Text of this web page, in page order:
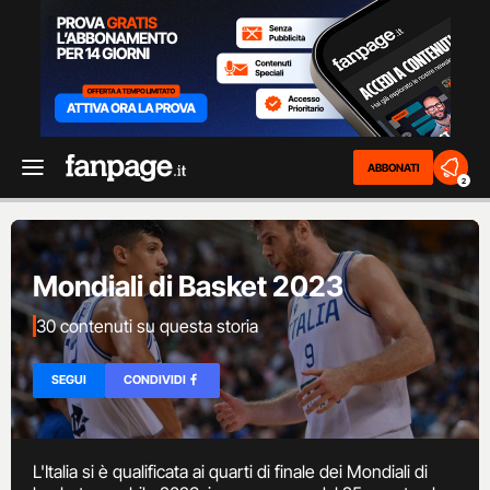
ABBONATI
2
Mondiali di Basket 2023
30 contenuti su questa storia
SEGUI CONDIVIDI
L'Italia si è qualificata ai quarti di finale dei Mondiali di